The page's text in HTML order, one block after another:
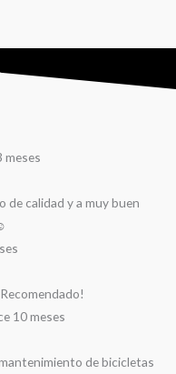
meses
de calidad y a muy buen
10 meses
de bicicletas